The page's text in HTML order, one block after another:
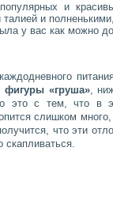
и
талией и
у вас как можно
фигуры «груша»,
это с тем, что в
слишком
что эти
скапливаться.